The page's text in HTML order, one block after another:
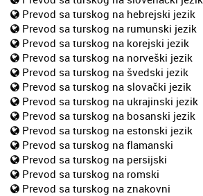
Prevod sa turskog na hebrejski jezik
Prevod sa turskog na rumunski jezik
Prevod sa turskog na korejski jezik
Prevod sa turskog na norveški jezik
Prevod sa turskog na švedski jezik
Prevod sa turskog na slovački jezik
Prevod sa turskog na ukrajinski jezik
Prevod sa turskog na bosanski jezik
Prevod sa turskog na estonski jezik
Prevod sa turskog na flamanski
Prevod sa turskog na persijski
Prevod sa turskog na romski
Prevod sa turskog na znakovni